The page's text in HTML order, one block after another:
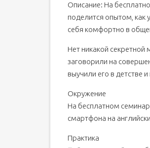
Сезон 2018. Выпуск 5.
Сезон 2018. Выпуск 4.
Описание: На
поделится опытом, как
себя комфортно в
Нет никакой
заговорили на
выучили его в детстве
Окружение
На бесплатном
смартфона на
Практика